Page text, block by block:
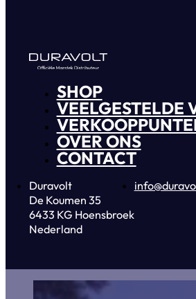
SHOP
VEELGESTELDE
OVER ONS
CONTACT
Duravolt
De Koumen 35
6433 KG Hoensbroek
Nederland